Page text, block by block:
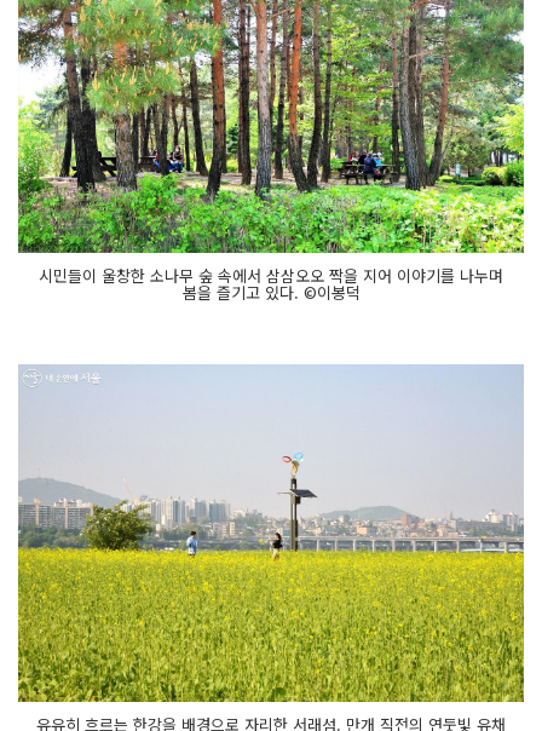
시민들이 울창한 소나무 숲 속에서 삼삼오오 짝을 지어 이야기를 나누며
봄을 즐기고 있다. ©이봉덕
유유히 흐르는 한강을 배경으로 자리한 서래섬. 만개 직전의 연둣빛 유채